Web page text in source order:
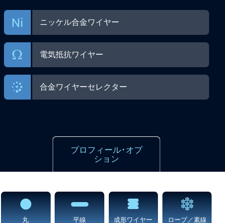
ニッケル合金ワイヤー
電気抵抗ワイヤー
合金ワイヤーセレクター
プロフィール･オプ
ション
丸 平線 成形ワイヤー ロープ／素線